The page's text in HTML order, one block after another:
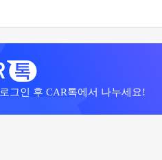
그인 후 CAR톡에서 나누세요!